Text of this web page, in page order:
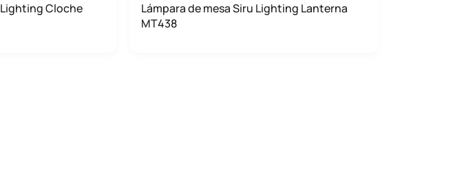
Cloche
Lámpara de mesa Siru Lighting Lanterna
MT438